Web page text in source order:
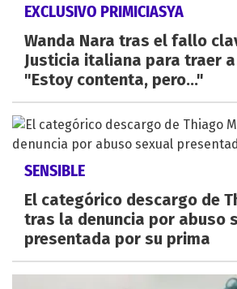
EXCLUSIVO PRIMICIASYA
Wanda Nara tras el fallo
Justicia italiana para traer
"Estoy contenta, pero..."
SENSIBLE
El categórico descargo de
tras la denuncia por abuso
presentada por su prima